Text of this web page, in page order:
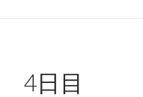
4日目